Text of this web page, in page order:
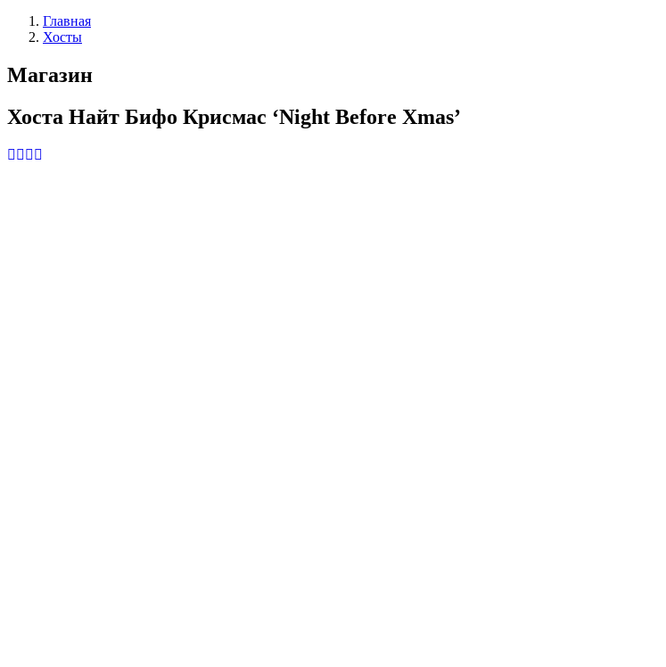
Главная
Хосты
Магазин
Хоста Найт Бифо Крисмас ‘Night Before Xmas’